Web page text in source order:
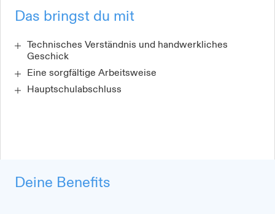
Das bringst du mit
Technisches Verständnis und handwerkliches
Geschick
Eine sorgfältige Arbeitsweise
Hauptschulabschluss
Deine Benefits